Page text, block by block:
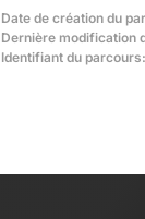
Date de création du
Dernière modification
Identifiant du